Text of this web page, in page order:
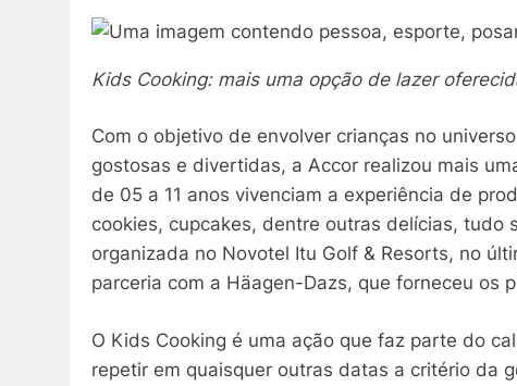
Kids Cooking: mais uma opção de lazer
Com o objetivo de envolver crianças no
gostosas e divertidas, a Accor realizou mais
de 05 a 11 anos vivenciam a experiência de
cookies, cupcakes, dentre outras delícias, tudo
organizada no Novotel Itu Golf & Resorts, no
parceria com a Häagen-Dazs, que forneceu os
O Kids Cooking é uma ação que faz parte do
repetir em quaisquer outras datas a critério da